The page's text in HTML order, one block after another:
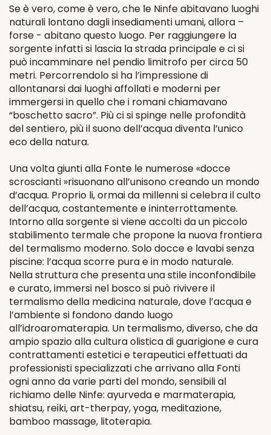
Se è vero, come è vero, che le Ninfe abitavano luoghi
naturali lontano dagli insediamenti umani, allora –
forse - abitano questo luogo. Per raggiungere la
sorgente infatti si lascia la strada principale e ci si
può incamminare nel pendio limitrofo per circa 50
metri. Percorrendolo si ha l’impressione di
allontanarsi dai luoghi affollati e moderni per
immergersi in quello che i romani chiamavano
“boschetto sacro”. Più ci si spinge nelle profondità
del sentiero, più il suono dell’acqua diventa l’unico
eco della natura.
Una volta giunti alla Fonte le numerose «docce
scroscianti »risuonano all’unisono creando un mondo
d’acqua. Proprio li, ormai da millenni si celebra il culto
dell’acqua, costantemente e ininterrottamente.
Intorno alla sorgente si viene accolti da un piccolo
stabilimento termale che propone la nuova frontiera
del termalismo moderno. Solo docce e lavabi senza
piscine: l’acqua scorre pura e in modo naturale.
Nella struttura che presenta una stile inconfondibile
e curato, immersi nel bosco si può rivivere il
termalismo della medicina naturale, dove l’acqua e
l’ambiente si fondono dando luogo
all’idroaromaterapia. Un termalismo, diverso, che da
ampio spazio alla cultura olistica di guarigione e cura
contrattamenti estetici e terapeutici effettuati da
professionisti specializzati che arrivano alla Fonti
ogni anno da varie parti del mondo, sensibili al
richiamo delle Ninfe: ayurveda e marmaterapia,
shiatsu, reiki, art-therpay, yoga, meditazione,
bamboo massage, litoterapia.